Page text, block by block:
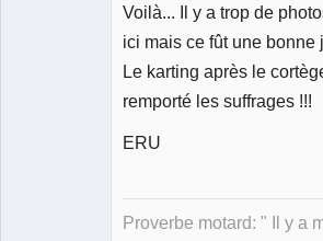
Voilà... Il y a trop de
ici mais ce fût une bonne
Le karting après le
remporté les suffrages !!!
ERU
Proverbe motard: " Il y a